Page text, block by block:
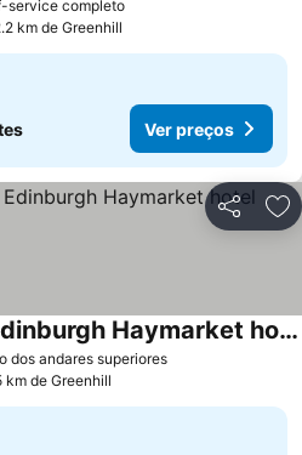
service completo
km de Greenhill
Ver preços
Partilhar
dos andares superiores
hub by Premier Inn Edinburgh Haymarket hotel
km de Greenhill